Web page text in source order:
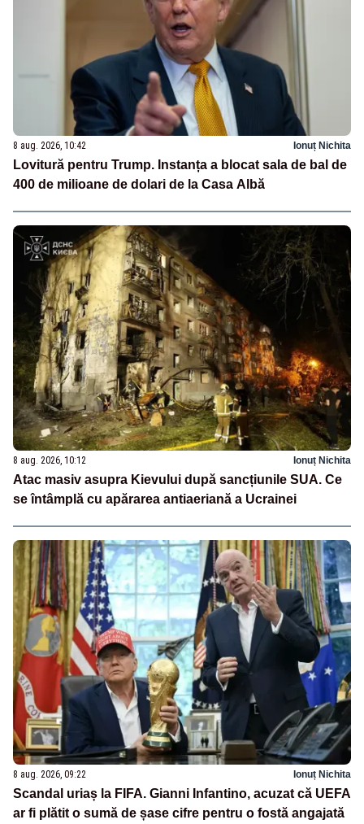
8 aug. 2026, 10:42 Ionuț Nichita
Lovitură pentru Trump. Instanța a blocat sala de bal de
400 de milioane de dolari de la Casa Albă
8 aug. 2026, 10:12 Ionuț Nichita
Atac masiv asupra Kievului după sancțiunile SUA. Ce
se întâmplă cu apărarea antiaeriană a Ucrainei
8 aug. 2026, 09:22 Ionuț Nichita
Scandal uriaș la FIFA. Gianni Infantino, acuzat că UEFA
ar fi plătit o sumă de șase cifre pentru o fostă angajată